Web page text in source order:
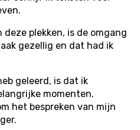
plekken, is de omgang
gezellig en dat had ik
geleerd, is dat ik
momenten.
het bespreken van mijn